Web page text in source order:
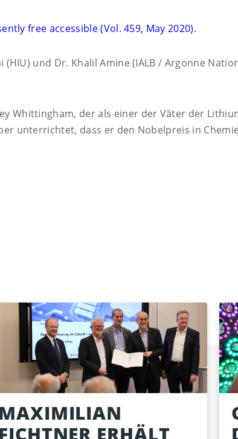
free accessible (Vol. 459, May 2020).
und Dr. Khalil Amine (IALB / Argonne
Whittingham, der als einer der Väter der
unterrichtet, dass er den Nobelpreis in
MAXIMILIAN
FICHTNER ERHÄLT